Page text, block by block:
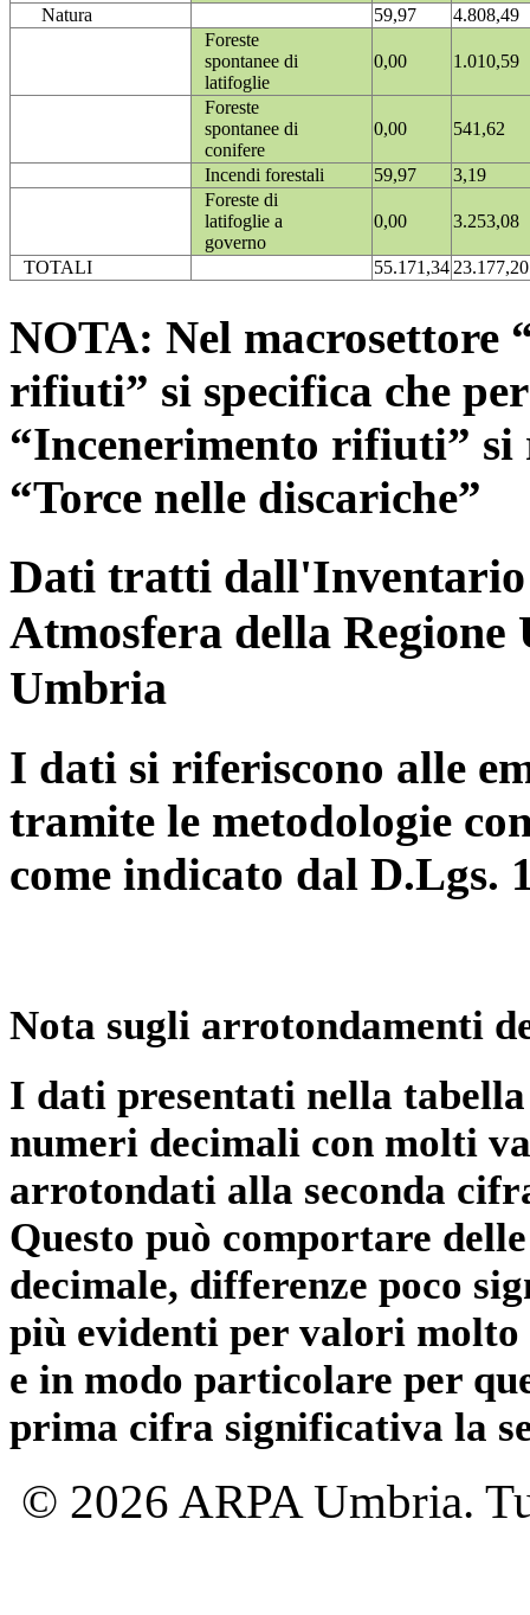
Natura
59,97
4.808,49
Foreste
spontanee di
latifoglie
0,00 1.010,59
Foreste
spontanee di
conifere
0,00 541,62
Incendi forestali 59,97
3,19
Foreste di
latifoglie a
governo
0,00 3.253,08
TOTALI 55.171,3423.177,20
NOTA: Nel macrosettore
rifiuti” si specifica che
“Incenerimento rifiuti”
“Torce nelle discariche”
Dati tratti dall'Inventario
Atmosfera della
Umbria
I dati si riferiscono alle
tramite le metodologie
come indicato dal D.Lgs.
Nota sugli arrotondamenti
I dati presentati nella
numeri decimali con molti
arrotondati alla seconda
Questo può comportare
decimale, differenze poco
più evidenti per valori
e in modo particolare per
prima cifra significativa la
© 2026 ARPA Umbria.